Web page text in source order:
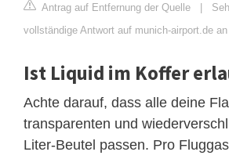
Antrag auf Entfernung der Quelle |
vollständige Antwort auf munich-airport.de an
Ist Liquid im Koffer
Achte darauf, dass alle deine
transparenten und
Liter-Beutel passen. Pro